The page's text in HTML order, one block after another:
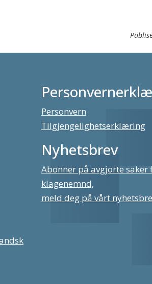
Personvern
Tilgjengelighetserklæring
Nyhetsbrev
Abonner på avgjorte saker
klagenemnd,
meld deg på vårt